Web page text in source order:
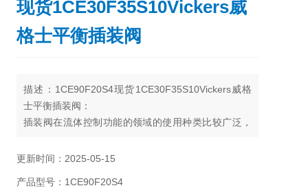
现货1CE30F35S10Vickers威
格士平衡插装阀
描述：1CE90F20S4现货1CE30F35S10Vickers威格
士平衡插装阀：
插装阀在流体控制功能的领域的使用种类比较广泛，
压阀，流量控制阀和顺序阀。
更新时间：2025-05-15
产品型号：1CE90F20S4